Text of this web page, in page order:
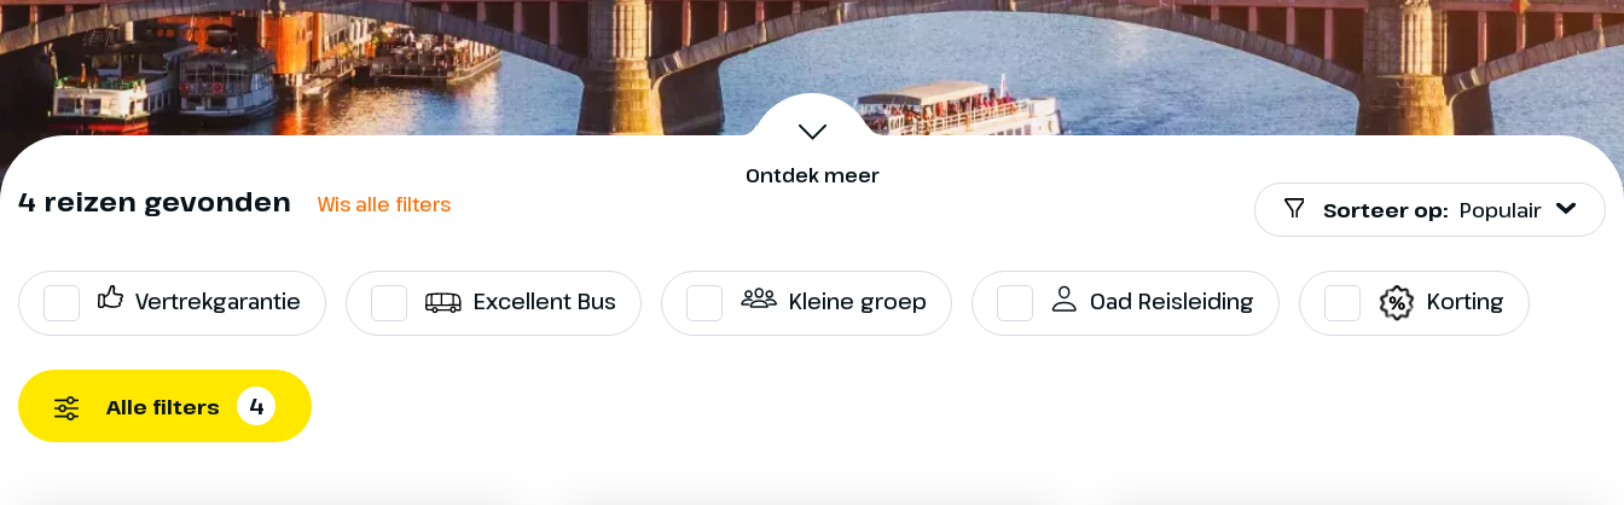
Ontdek meer
4 reizen gevonden Wis alle filters Sorteer op: Populair
Vertrekgarantie Excellent Bus Kleine groep Oad Reisleiding Korting
Alle filters 4